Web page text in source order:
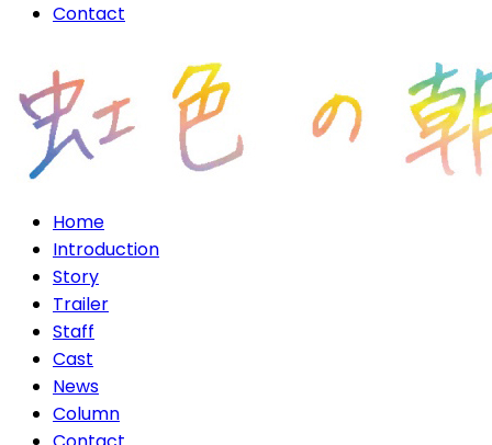
Contact
Home
Introduction
Story
Trailer
Staff
Cast
News
Column